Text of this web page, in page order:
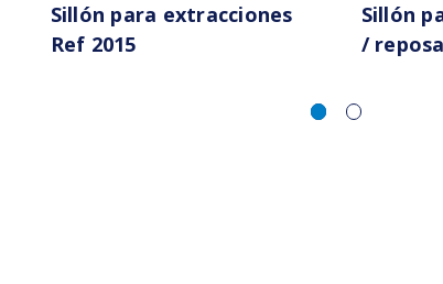
Sillón para extracciones
Ref 2015
Sillón
/